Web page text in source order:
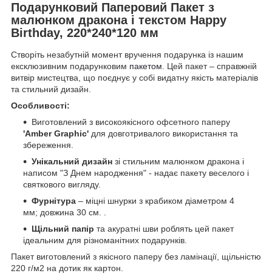
Подарунковий Паперовий Пакет з
малюнком дракона і текстом Happy
Birthday, 220*240*120 мм
Створіть незабутній момент вручення подарунка із нашим
ексклюзивним подарунковим пакетом . Цей пакет – справжній
витвір мистецтва, що поєднує у собі видатну якість матеріалів
та стильний дизайн.
Особливості:
Виготовлений з високоякісного офсетного паперу
'Amber Graphic' для довготривалого використання та
збереження.
Унікальний дизайн зі стильним малюнком дракона і
написом "З Днем народження" - надає пакету веселого і
святкового вигляду.
Фурнітура – міцні шнурки з крабиком діаметром 4
мм; довжина 30 см. .
Щільний папір та акуратні шви роблять цей пакет
ідеальним для різноманітних подарунків.
Пакет виготовлений з якісного паперу без ламінації, щільністю
220 г/м2 на дотик як картон.